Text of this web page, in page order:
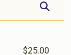
$25.00